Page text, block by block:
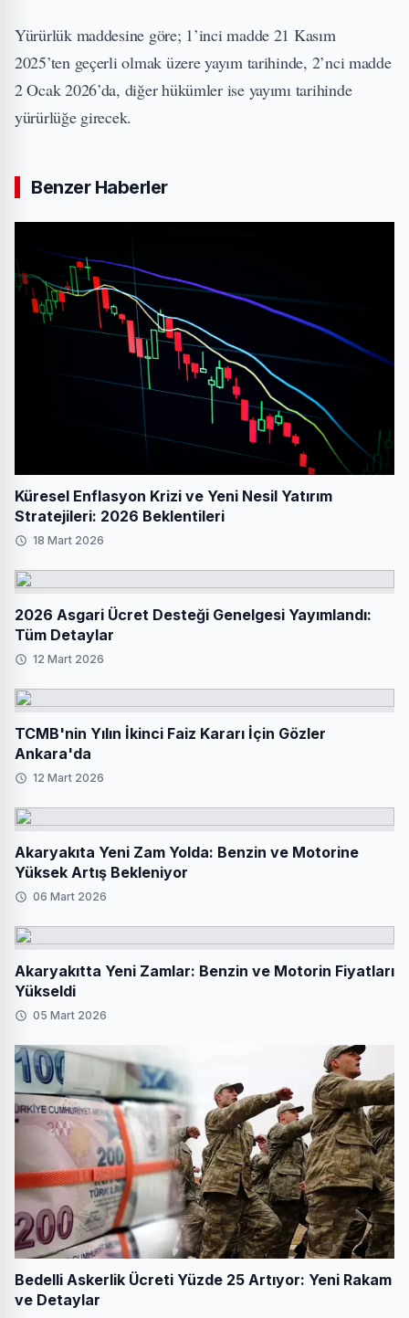
Yürürlük maddesine göre; 1’inci madde 21 Kasım
2025’ten geçerli olmak üzere yayım tarihinde, 2’nci madde
2 Ocak 2026’da, diğer hükümler ise yayımı tarihinde
yürürlüğe girecek.
Benzer Haberler
Küresel Enflasyon Krizi ve Yeni Nesil Yatırım
Stratejileri: 2026 Beklentileri
18 Mart 2026
2026 Asgari Ücret Desteği Genelgesi Yayımlandı:
Tüm Detaylar
12 Mart 2026
TCMB'nin Yılın İkinci Faiz Kararı İçin Gözler
Ankara'da
12 Mart 2026
Akaryakıta Yeni Zam Yolda: Benzin ve Motorine
Yüksek Artış Bekleniyor
06 Mart 2026
Akaryakıtta Yeni Zamlar: Benzin ve Motorin Fiyatları
Yükseldi
05 Mart 2026
Bedelli Askerlik Ücreti Yüzde 25 Artıyor: Yeni Rakam
ve Detaylar